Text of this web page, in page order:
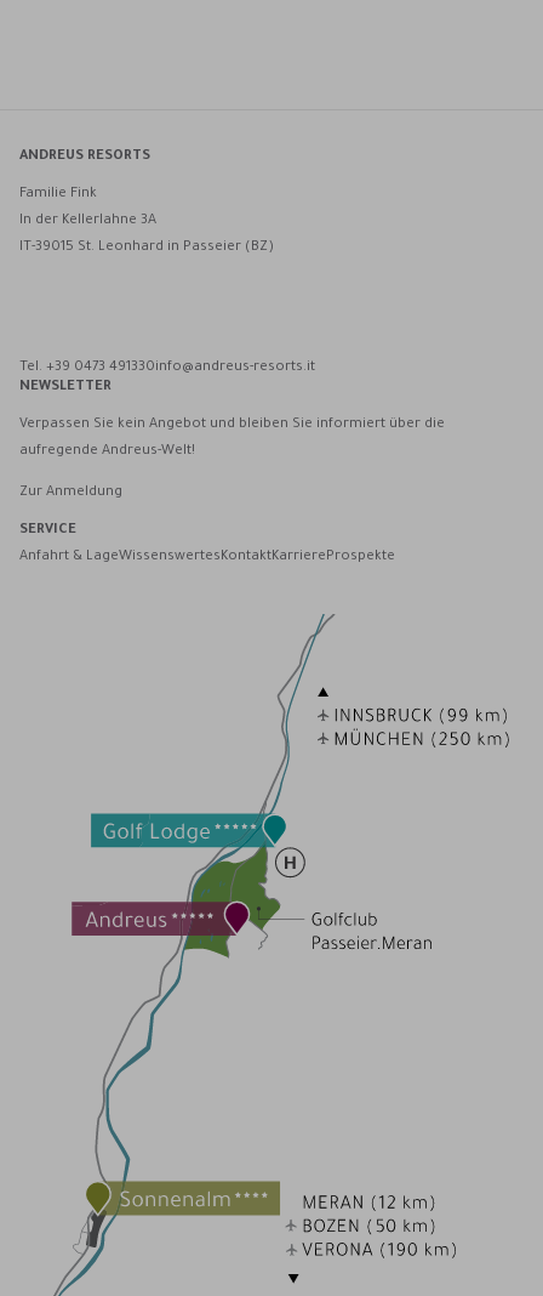
ANDREUS RESORTS
Familie Fink
In der Kellerlahne 3A
IT-39015 St. Leonhard in Passeier (BZ)
Tel. +39 0473 491330info@andreus-resorts.it
NEWSLETTER
Verpassen Sie kein Angebot und bleiben Sie informiert über die
aufregende Andreus-Welt!
Zur Anmeldung
SERVICE
Anfahrt & LageWissenswertesKontaktKarriereProspekte